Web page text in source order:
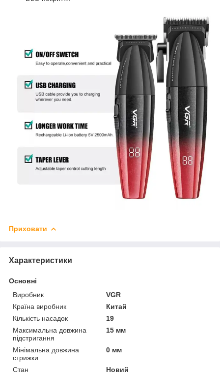
Приховати
Характеристики
Основні
Виробник
VGR
Країна виробник
Китай
Кількість насадок
19
Максимальна довжина
підстригання
15 мм
Мінімальна довжина
стрижки
0 мм
Стан
Новий